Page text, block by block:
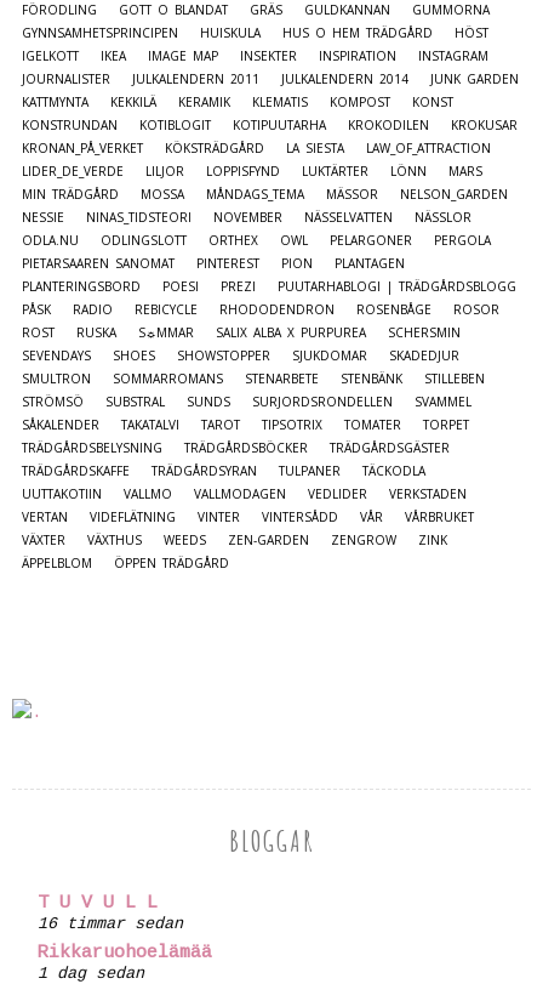
FÖRODLING
GOTT O BLANDAT GRÄS GULDKANNAN
GUMMORNA
GYNNSAMHETSPRINCIPEN
HUISKULA HUS O HEM TRÄDGÅRD
HÖST
IGELKOTT
IKEA IMAGE MAP INSEKTER INSPIRATION
INSTAGRAM
JOURNALISTER
JULKALENDERN 2011 JULKALENDERN 2014
JUNK GARDEN
KATTMYNTA
KEKKILÄ KERAMIK KLEMATIS KOMPOST
KONST
KONSTRUNDAN
KOTIBLOGIT KOTIPUUTARHA KROKODILEN
KROKUSAR
KRONAN_PÅ_VERKET
KÖKSTRÄDGÅRD LA SIESTA
LAW_OF_ATTRACTION
LIDER_DE_VERDE
LILJOR LOPPISFYND LUKTÄRTER LÖNN
MARS
MIN TRÄDGÅRD
MOSSA MÅNDAGS_TEMA MÄSSOR
NELSON_GARDEN
NESSIE
NINAS_TIDSTEORI NOVEMBER NÄSSELVATTEN
NÄSSLOR
ODLA.NU
ODLINGSLOTT ORTHEX OWL PELARGONER
PERGOLA
PIETARSAAREN SANOMAT
PINTEREST PION
PLANTAGEN
PLANTERINGSBORD
POESI PREZI
PUUTARHABLOGI | TRÄDGÅRDSBLOGG
PÅSK
RADIO REBICYCLE RHODODENDRON ROSENBÅGE
ROSOR
ROST
RUSKA S☼MMAR SALIX ALBA X PURPUREA
SCHERSMIN
SEVENDAYS
SHOES SHOWSTOPPER SJUKDOMAR
SKADEDJUR
SMULTRON
SOMMARROMANS STENARBETE STENBÄNK
STILLEBEN
STRÖMSÖ
SUBSTRAL SUNDS SURJORDSRONDELLEN
SVAMMEL
SÅKALENDER
TAKATALVI TAROT TIPSOTRIX TOMATER
TORPET
TRÄDGÅRDSBELYSNING
TRÄDGÅRDSBÖCKER
TRÄDGÅRDSGÄSTER
TRÄDGÅRDSKAFFE
TRÄDGÅRDSYRAN TULPANER
TÄCKODLA
UUTTAKOTIIN
VALLMO VALLMODAGEN VEDLIDER
VERKSTADEN
VERTAN
VIDEFLÄTNING VINTER VINTERSÅDD VÅR
VÅRBRUKET
VÄXTER
VÄXTHUS WEEDS ZEN-GARDEN ZENGROW
ZINK
ÄPPELBLOM
ÖPPEN TRÄDGÅRD
BLOGGAR
T U V U L L
16 timmar sedan
Rikkaruohoelämää
1 dag sedan